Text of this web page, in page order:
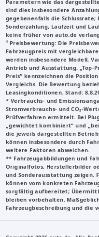
Parametern wie das
sind dies insbesondere
gegebenenfalls die Schlussrate;
Sonderzahlung, Laufzeit und
keine früher von auto.de
⁴ Preisbewertung: Die
Fahrzeugpreis mit
werden insbesondere Modell,
Antrieb und Ausstattung. „Top-
Preis“ kennzeichnen die
Vergleichs. Die Bewertung
Leasingkonditionen. Stand:
* Verbrauchs- und
Stromverbrauchs- und CO₂-
Prüfverfahren ermittelt. Bei
„gewichtet kombiniert“ und
die jeweils dargestellten
können insbesondere durch
weitere Faktoren abweichen.
** Fahrzeugabbildungen und
Originalfotos, Herstellerbilder
und Sonderausstattung zeigen.
können vom konkreten
sorgfältig aufbereitet;
bleiben vorbehalten.
Fahrzeugbeschreibung und die